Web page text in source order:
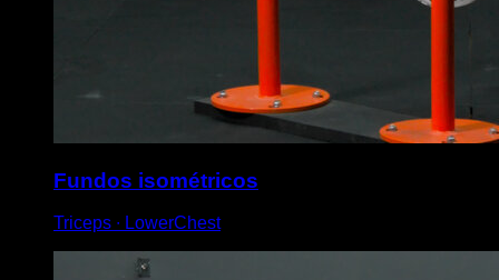
Fundos isométricos
Triceps ∙ LowerChest